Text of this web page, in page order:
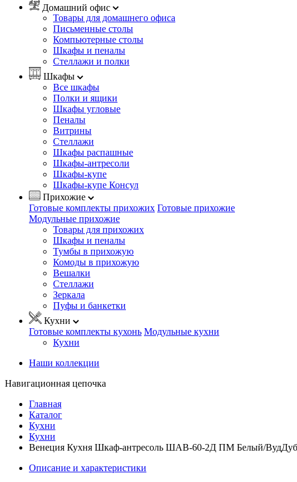
Домашний офис
Товары для домашнего офиса
Письменные столы
Компьютерные столы
Шкафы и пеналы
Стеллажи и полки
Шкафы
Все шкафы
Полки и ящики
Шкафы угловые
Пеналы
Витрины
Стеллажи
Шкафы распашные
Шкафы-антресоли
Шкафы-купе
Шкафы-купе Консул
Прихожие
Готовые комплекты прихожих Готовые прихожие
Модульные прихожие
Товары для прихожих
Шкафы и пеналы
Тумбы в прихожую
Комоды в прихожую
Вешалки
Стеллажи
Зеркала
Пуфы и банкетки
Кухни
Готовые комплекты кухонь Модульные кухни
Кухни
Наши коллекции
Навигационная цепочка
Главная
Каталог
Кухни
Кухни
Венеция Кухня Шкаф-антресоль ШАВ-60-2Д ПМ Белый/
Описание и характеристики